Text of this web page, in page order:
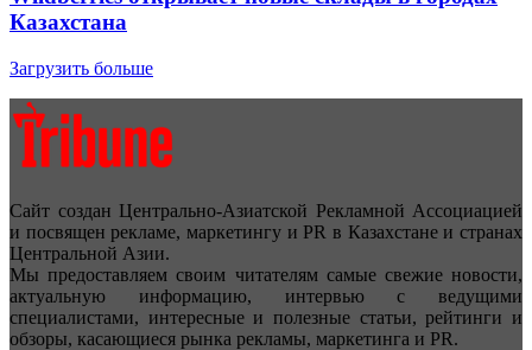
Казахстана
Загрузить больше
Сайт создан Центрально-Азиатской Рекламной Ассоциацией
и посвящен рекламе, маркетингу и PR в Казахстане и странах
Центральной Азии.
Мы предоставляем своим читателям самые свежие новости,
актуальную информацию, интервью с ведущими
специалистами, интересные и полезные статьи, рейтинги и
обзоры, касающиеся рынка рекламы, маркетинга и PR.